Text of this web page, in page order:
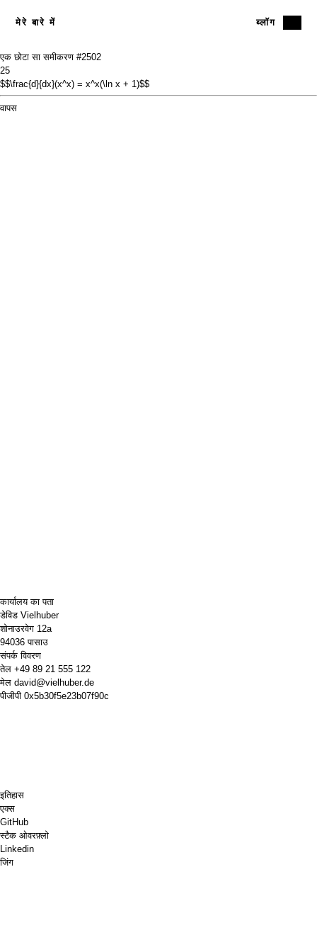
मेरे बारे में ब्लॉग
एक छोटा सा समीकरण #2502
25
$$\frac{d}{dx}(x^x) = x^x(\ln x + 1)$$
वापस
कार्यालय का पता
डेविड Vielhuber
शोनाउरवेग 12a
94036 पासाउ
संपर्क विवरण
तेल +49 89 21 555 122
मेल david@vielhuber.de
पीजीपी 0x5b30f5e23b07f90c
इतिहास
एक्स
GitHub
स्टैक ओवरफ़्लो
Linkedin
जिंग